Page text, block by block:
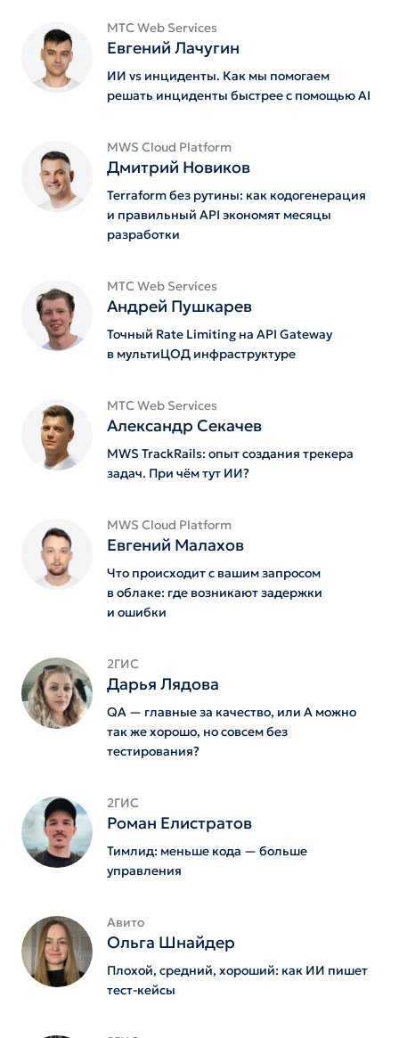
MTС Web Services
Евгений Лачугин
ИИ vs инциденты. Как мы помогаем
решать инциденты быстрее с помощью AI
MWS Cloud Platform
Дмитрий Новиков
Terraform без рутины: как кодогенерация
и правильный API экономят месяцы
разработки
МТС Web Services
Андрей Пушкарев
Точный Rate Limiting на API Gateway
в мультиЦОД инфраструктуре
МТС Web Services
Александр Секачев
MWS TrackRails: опыт создания трекера
задач. При чём тут ИИ?
MWS Cloud Platform
Евгений Малахов
Что происходит с вашим запросом
в облаке: где возникают задержки
и ошибки
2ГИС
Дарья Лядова
QA — главные за качество, или А можно
так же хорошо, но совсем без
тестирования?
2ГИС
Роман Елистратов
Тимлид: меньше кода — больше
управления
Авито
Ольга Шнайдер
Плохой, средний, хороший: как ИИ пишет
тест-кейсы